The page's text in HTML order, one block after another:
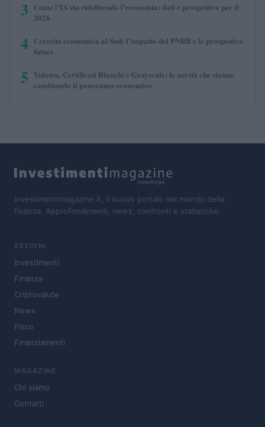
3 Come l’IA sta ridefinendo l’economia: dati e prospettive per il
2026
4 Crescita economica al Sud: l’impatto del PNRR e le prospettive
future
5 Volotea, Certificati Bianchi e Grayscale: le novità che stanno
cambiando il panorama economico
Investimentimagazine.it, il nuovo portale nel mondo della
finanza. Approfondimenti, news, confronti e statistiche.
SEZIONI
Investimenti
Finanza
Criptovalute
News
Fisco
Finanziamenti
MAGAZINE
Chi siamo
Contatti